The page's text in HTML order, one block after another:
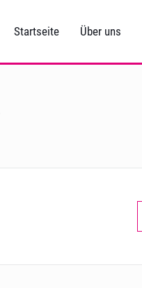
Startseite Über uns